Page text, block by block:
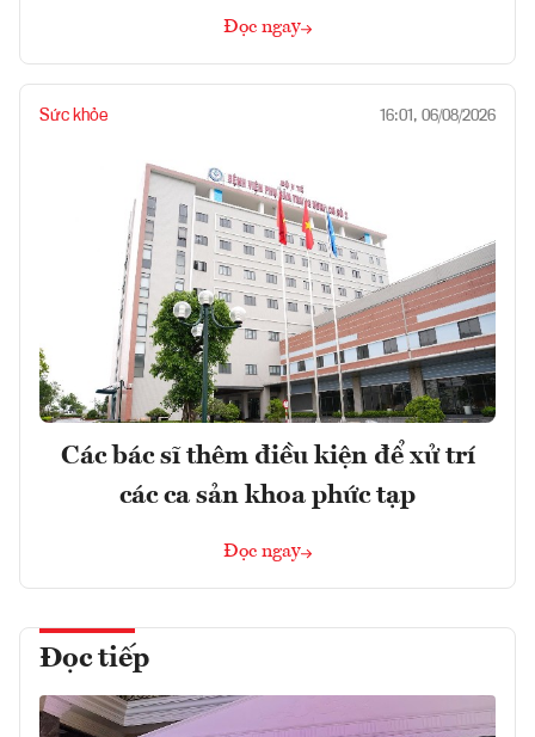
Đọc ngay
Sức khỏe 16:01, 06/08/2026
Các bác sĩ thêm điều kiện để xử trí
các ca sản khoa phức tạp
Đọc ngay
Đọc tiếp